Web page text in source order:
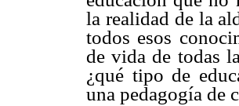
la realidad de la
todos esos
de vida de todas
¿qué tipo de
una pedagogía de